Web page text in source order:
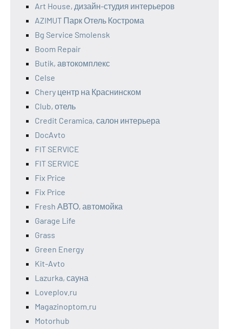
Art House, дизайн-студия интерьеров
AZIMUT Парк Отель Кострома
Bg Service Smolensk
Boom Repair
Butik, автокомплекс
Celse
Chery центр на Краснинском
Club, отель
Credit Ceramica, салон интерьера
DocAvto
FIT SERVICE
FIT SERVICE
Fix Price
Fix Price
Fresh АВТО, автомойка
Garage Life
Grass
Green Energy
Kit-Avto
Lazurka, сауна
Loveplov.ru
Magazinoptom.ru
Motorhub